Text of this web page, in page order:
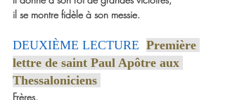
il se montre fidèle à son messie.
DEUXIÈME LECTURE Première
lettre de saint Paul Apôtre aux
Thessaloniciens
Frères,